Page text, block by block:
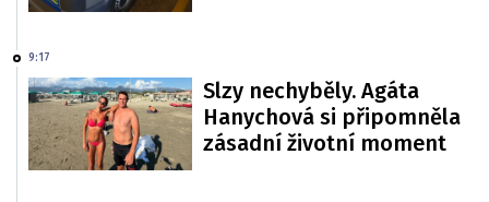
9:17
Slzy nechyběly. Agáta
Hanychová si připomněla
zásadní životní moment